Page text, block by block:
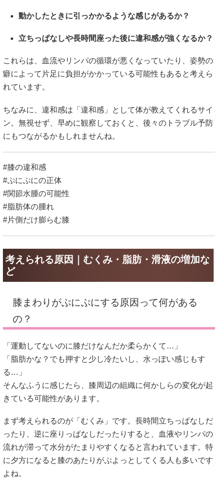
動かしたときに引っかかるような感じがあるか？
立ちっぱなしや長時間座った後に違和感が強くなるか？
これらは、血流やリンパの循環が悪くなっていたり、姿勢の
癖によって片足に負担がかかっている可能性もあると考えら
れています。
ちなみに、違和感は「違和感」として体が教えてくれるサイ
ン。無視せず、早めに観察しておくと、後々のトラブル予防
にもつながるかもしれませんね。
#膝の違和感
#ぷにぷにの正体
#関節水腫の可能性
#脂肪体の腫れ
#片側だけ膨らむ膝
考えられる原因｜むくみ・脂肪・滑液の増加な
ど
膝まわりがぷにぷにする原因って何がある
の？
「運動してないのに膝だけなんだか柔らかくて…」
「脂肪かな？でも押すと少し冷たいし、水っぽい感じもす
る…」
そんなふうに感じたら、膝周辺の組織に何かしらの変化が起
きている可能性があります。
まず考えられるのが「むくみ」です。長時間立ちっぱなしだ
ったり、逆に座りっぱなしだったりすると、血液やリンパの
流れが滞って水分がたまりやすくなると言われています。特
に夕方になると膝のあたりがぷよっとしてくる人も多いです
よね。